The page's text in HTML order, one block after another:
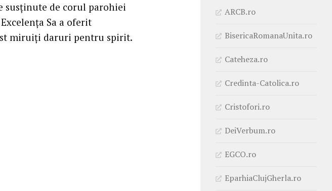
susţinute de corul parohiei
Sa a oferit
miruiţi daruri pentru spirit.
ARCB.ro
BisericaRomanaUnita.ro
Cateheza.ro
Credinta-Catolica.ro
Cristofori.ro
DeiVerbum.ro
EGCO.ro
EparhiaClujGherla.ro